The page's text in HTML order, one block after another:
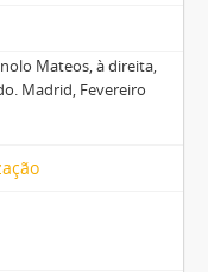
Mateos, à direita,
Madrid, Fevereiro